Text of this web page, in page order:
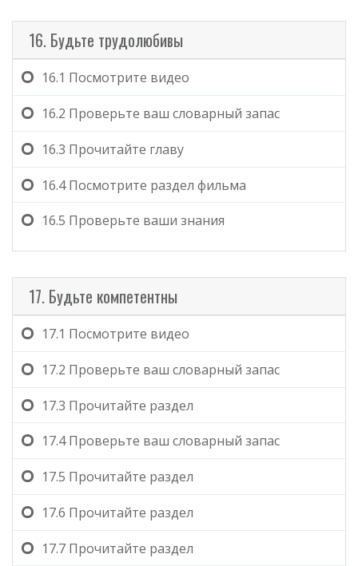
16. Будьте трудолюбивы
16.1 Посмотрите видео
16.2 Проверьте ваш словарный запас
16.3 Прочитайте главу
16.4Посмотрите раздел фильма
16.5 Проверьте ваши знания
17. Будьте компетентны
17.1 Посмотрите видео
17.2 Проверьте ваш словарный запас
17.3 Прочитайте раздел
17.4Проверьте ваш словарный запас
17.5 Прочитайте раздел
17.6 Прочитайте раздел
17.7 Прочитайте раздел